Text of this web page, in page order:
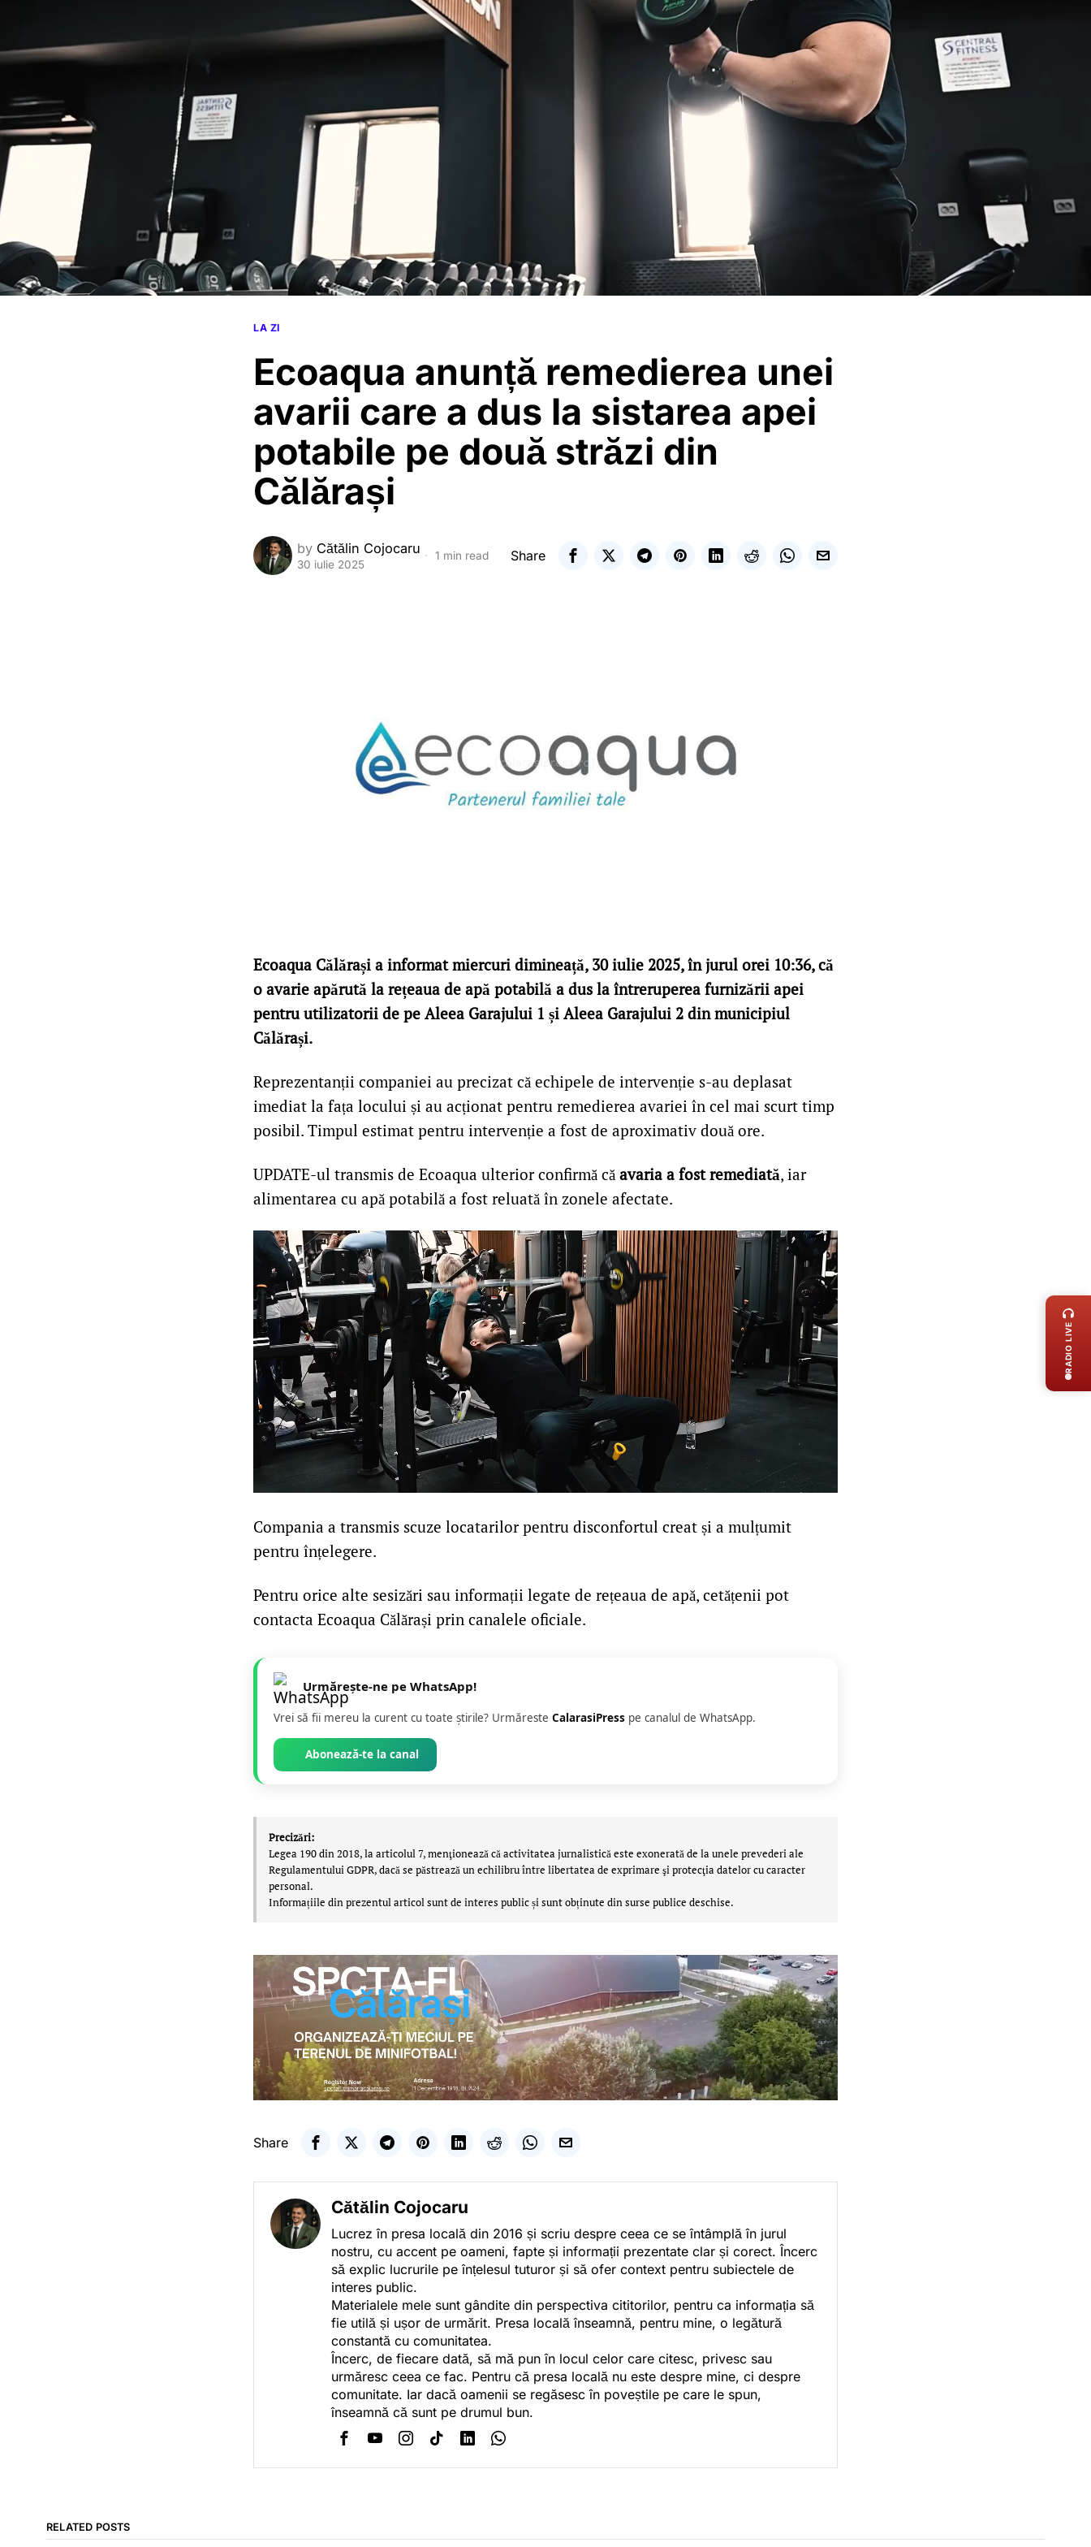
LA ZI
Ecoaqua anunță remedierea unei
avarii care a dus la sistarea apei
potabile pe două străzi din
Călărași
by Cătălin Cojocaru
30 iulie 2025
1 min read Share
Ecoaqua Călărași a informat miercuri dimineață, 30 iulie 2025, în jurul orei 10:36, că
o avarie apărută la rețeaua de apă potabilă a dus la întreruperea furnizării apei
pentru utilizatorii de pe Aleea Garajului 1 și Aleea Garajului 2 din municipiul
Călărași.
Reprezentanții companiei au precizat că echipele de intervenție s-au deplasat
imediat la fața locului și au acționat pentru remedierea avariei în cel mai scurt timp
posibil. Timpul estimat pentru intervenție a fost de aproximativ două ore.
UPDATE-ul transmis de Ecoaqua ulterior confirmă că avaria a fost remediată, iar
alimentarea cu apă potabilă a fost reluată în zonele afectate.
Compania a transmis scuze locatarilor pentru disconfortul creat și a mulțumit
pentru înțelegere.
Pentru orice alte sesizări sau informații legate de rețeaua de apă, cetățenii pot
contacta Ecoaqua Călărași prin canalele oficiale.
Urmărește-ne pe WhatsApp!
Vrei să fii mereu la curent cu toate știrile? Urmăreste CalarasiPress pe canalul de WhatsApp.
Abonează-te la canal
Precizări:
Legea 190 din 2018, la articolul 7, menţionează că activitatea jurnalistică este exonerată de la unele prevederi ale
Regulamentului GDPR, dacă se păstrează un echilibru între libertatea de exprimare şi protecţia datelor cu caracter
personal.
Informațiile din prezentul articol sunt de interes public și sunt obținute din surse publice deschise.
Share
Cătălin Cojocaru
Lucrez în presa locală din 2016 și scriu despre ceea ce se întâmplă în jurul
nostru, cu accent pe oameni, fapte și informații prezentate clar și corect. Încerc
să explic lucrurile pe înțelesul tuturor și să ofer context pentru subiectele de
interes public.
Materialele mele sunt gândite din perspectiva cititorilor, pentru ca informația să
fie utilă și ușor de urmărit. Presa locală înseamnă, pentru mine, o legătură
constantă cu comunitatea.
Încerc, de fiecare dată, să mă pun în locul celor care citesc, privesc sau
urmăresc ceea ce fac. Pentru că presa locală nu este despre mine, ci despre
comunitate. Iar dacă oamenii se regăsesc în poveștile pe care le spun,
înseamnă că sunt pe drumul bun.
RELATED POSTS
RADIO LIVE